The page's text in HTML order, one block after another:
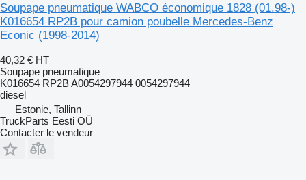
Soupape pneumatique WABCO économique 1828 (01.98-)
K016654 RP2B pour camion poubelle Mercedes-Benz
Econic (1998-2014)
40,32 € HT
Soupape pneumatique
K016654 RP2B A0054297944 0054297944
diesel
Estonie, Tallinn
TruckParts Eesti OÜ
Contacter le vendeur